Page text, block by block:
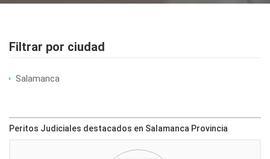
Filtrar por ciudad
Salamanca
Peritos Judiciales destacados en Salamanca Provincia